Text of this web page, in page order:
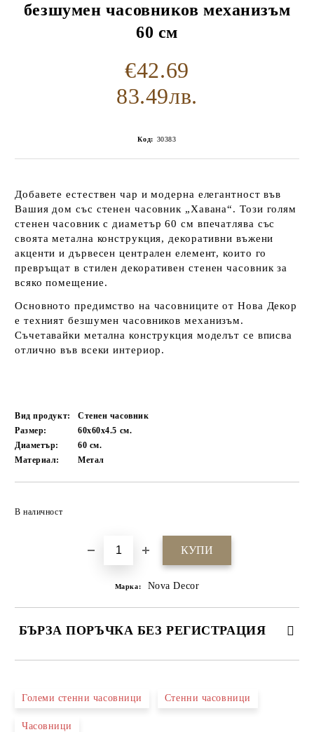
безшумен часовников механизъм
60 см
€42.69
83.49лв.
Код: 30383
Добавете естествен чар и модерна елегантност във
Вашия дом със стенен часовник „Хавана“. Този голям
стенен часовник с диаметър60 см впечатлява със
своята метална конструкция, декоративни въжени
акценти и дървесен централен елемент, които го
превръщат в стилен декоративен стенен часовник за
всяко помещение.
Основното предимство на часовниците от Нова Декор
е техниятбезшумен часовников механизъм.
Съчетавайки метална конструкция моделът се вписва
отлично във всеки интериор.
Вид продукт:
Стенен часовник
Размер:
60х60х4.5 см.
Диаметър:
60 см.
Материал:
Метал
В наличност
Марка: Nova Decor
БЪРЗА ПОРЪЧКА БЕЗ РЕГИСТРАЦИЯ
Големи стенни часовници Стенни часовници
Часовници